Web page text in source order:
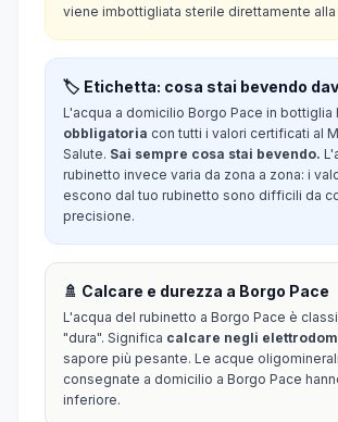
viene imbottigliata sterile direttamente
🏷️ Etichetta: cosa stai bevendo
L'acqua a domicilio Borgo Pace in bottiglia
obbligatoria con tutti i valori certificati al
Salute. Sai sempre cosa stai bevendo.
rubinetto invece varia da zona a zona: i
escono dal tuo rubinetto sono difficili da
precisione.
🚿 Calcare e durezza a Borgo Pace
L'acqua del rubinetto a Borgo Pace è
"dura". Significa calcare negli
sapore più pesante. Le acque
consegnate a domicilio a Borgo Pace
inferiore.